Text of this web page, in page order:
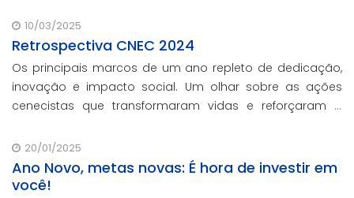
brasileira.
10/03/2025
Retrospectiva CNEC 2024
Os principais marcos de um ano repleto de dedicação,
inovação e impacto social. Um olhar sobre as ações
cenecistas que transformaram vidas e reforçaram o
20/01/2025
Ano Novo, metas novas: É hora de investir em
você!